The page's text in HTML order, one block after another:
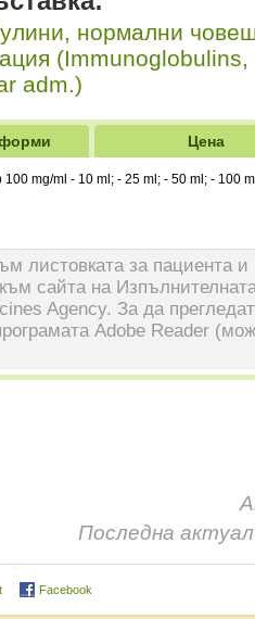
нормални
adm.)
Цена
mg/ml - 10 ml; - 25 ml; - 50 ml; - 100
листовката за пациента и
сайта на
Agency. За да
Adobe Reader
Последна
Facebook